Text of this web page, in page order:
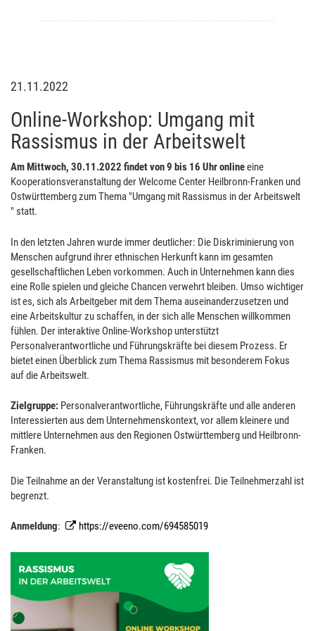
21.11.2022
Online-Workshop: Umgang mit
Rassismus in der Arbeitswelt
Am Mittwoch, 30.11.2022 findet von 9 bis 16 Uhr onlineeine
Kooperationsveranstaltung der Welcome Center Heilbronn-Franken und
Ostwürttemberg zum Thema "Umgang mit Rassismus in der Arbeitswelt
" statt.
In den letzten Jahren wurde immer deutlicher: Die Diskriminierung von
Menschen aufgrund ihrer ethnischen Herkunft kann im gesamten
gesellschaftlichen Leben vorkommen. Auch in Unternehmen kann dies
eine Rolle spielen und gleiche Chancen verwehrt bleiben. Umso wichtiger
ist es, sich als Arbeitgeber mit dem Thema auseinanderzusetzen und
eine Arbeitskultur zu schaffen, in der sich alle Menschen willkommen
fühlen. Der interaktive Online-Workshop unterstützt
Personalverantwortliche und Führungskräfte bei diesem Prozess. Er
bietet einen Überblick zum Thema Rassismus mit besonderem Fokus
auf die Arbeitswelt.
Zielgruppe: Personalverantwortliche, Führungskräfte und alle anderen
Interessierten aus dem Unternehmenskontext, vor allem kleinere und
mittlere Unternehmen aus den Regionen Ostwürttemberg und Heilbronn-
Franken.
Die Teilnahme an der Veranstaltung ist kostenfrei. Die Teilnehmerzahl ist
begrenzt.
Anmeldung: https://eveeno.com/694585019